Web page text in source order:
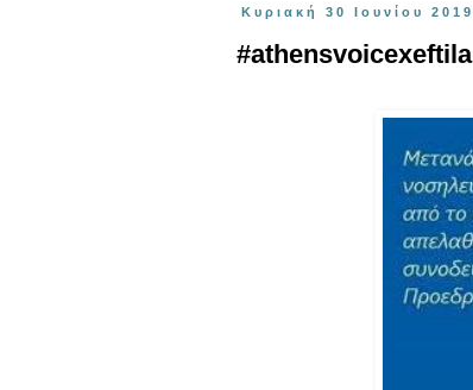
Κυριακή 30 Ιουνίου 2019
#athensvoicexeftila